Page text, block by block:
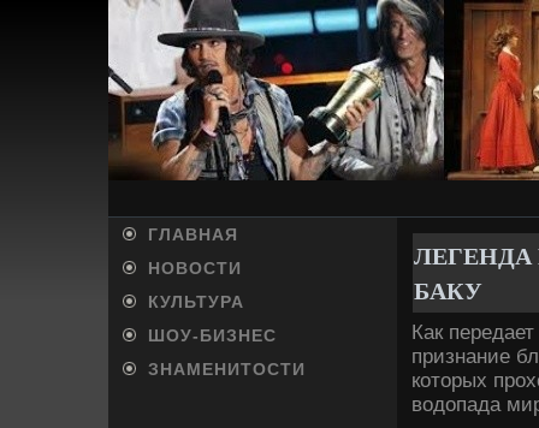
ГЛАВНАЯ
НОВОСТИ
КУЛЬТУРА
ШОУ-БИ­ЗНЕС
ЗНАМЕНИТОСТИ
БАКУ
Как
признание
которых
водопада